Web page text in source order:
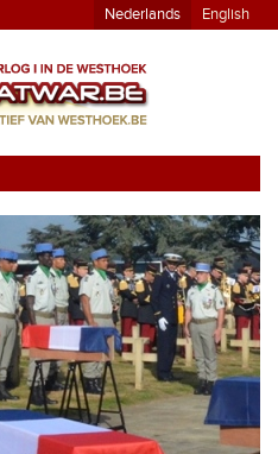
Nederlands English